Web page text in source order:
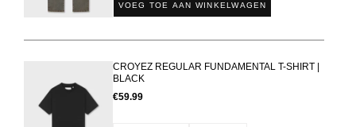
VOEG TOE AAN WINKELWAGEN
CROYEZ REGULAR FUNDAMENTAL T-SHIRT |
BLACK
€59.99